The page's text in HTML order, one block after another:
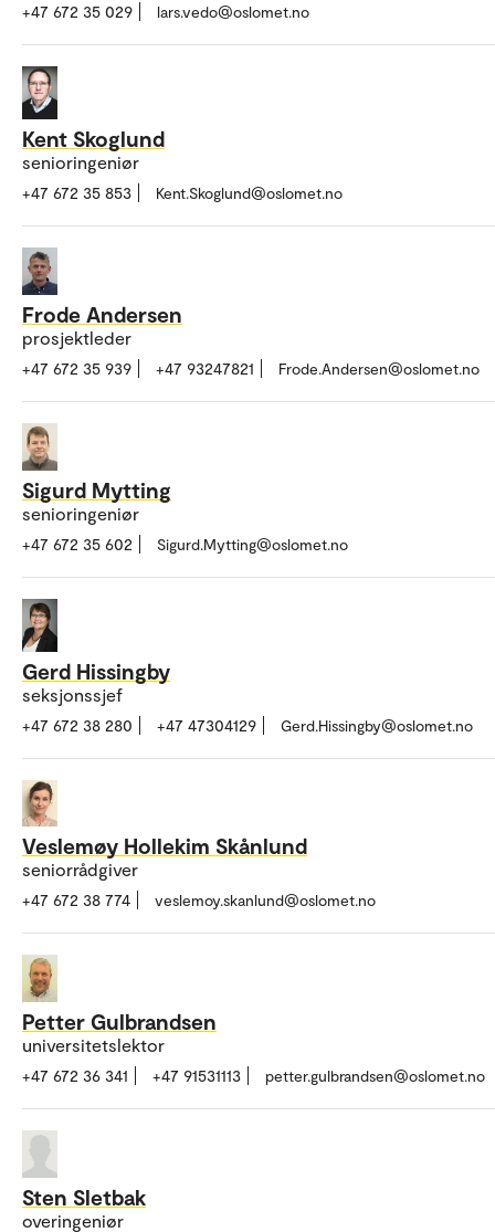
+47 672 35 029 lars.vedo@oslomet.no
Kent Skoglund
senioringeniør
+47 672 35 853 Kent.Skoglund@oslomet.no
Frode Andersen
prosjektleder
+47 672 35 939 +47 93247821 Frode.Andersen@oslomet.no
Sigurd Mytting
senioringeniør
+47 672 35 602 Sigurd.Mytting@oslomet.no
Gerd Hissingby
seksjonssjef
+47 672 38 280 +47 47304129 Gerd.Hissingby@oslomet.no
Veslemøy Hollekim Skånlund
seniorrådgiver
+47 672 38 774 veslemoy.skanlund@oslomet.no
Petter Gulbrandsen
universitetslektor
+47 672 36 341 +47 91531113 petter.gulbrandsen@oslomet.no
Sten Sletbak
overingeniør